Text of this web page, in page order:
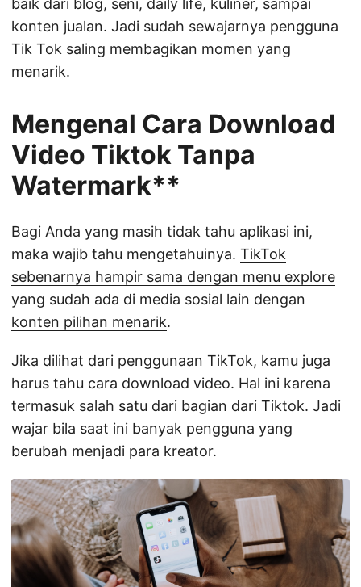
konten jualan. Jadi sudah sewajarnya pengguna
Tik Tok saling membagikan momen yang
menarik.
Mengenal Cara Download
Video Tiktok Tanpa
Watermark**
Bagi Anda yang masih tidak tahu aplikasi ini,
maka wajib tahu mengetahuinya. TikTok
sebenarnya hampir sama dengan menu explore
yang sudah ada di media sosial lain dengan
konten pilihan menarik.
Jika dilihat dari penggunaan TikTok, kamu juga
harus tahu cara download video. Hal ini karena
termasuk salah satu dari bagian dari Tiktok. Jadi
wajar bila saat ini banyak pengguna yang
berubah menjadi para kreator.